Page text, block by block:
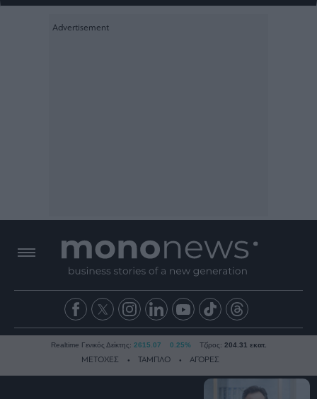
Realtime Γενικός Δείκτης: 2615.07 0.25% Τζίρος: 204.31 εκατ.
ΜΕΤΟΧΕΣ ΤΑΜΠΛΟ ΑΓΟΡΕΣ